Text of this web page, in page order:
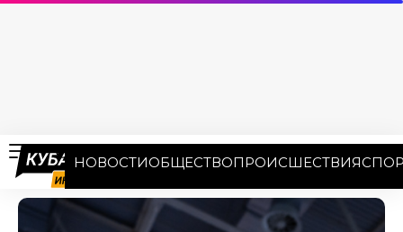
НОВОСТИОБЩЕСТВОПРОИСШЕСТВИЯ